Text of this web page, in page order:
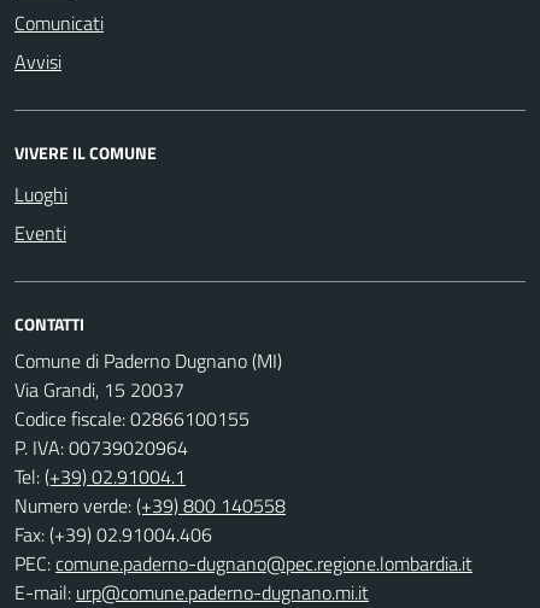
Comunicati
Avvisi
VIVERE IL COMUNE
Luoghi
Eventi
CONTATTI
Comune di Paderno Dugnano (MI)
Via Grandi, 15 20037
Codice fiscale: 02866100155
P. IVA: 00739020964
Tel:(+39) 02.91004.1
Numero verde:(+39) 800 140558
Fax: (+39) 02.91004.406
PEC:comune.paderno-dugnano@pec.regione.lombardia.it
E-mail: urp@comune.paderno-dugnano.mi.it